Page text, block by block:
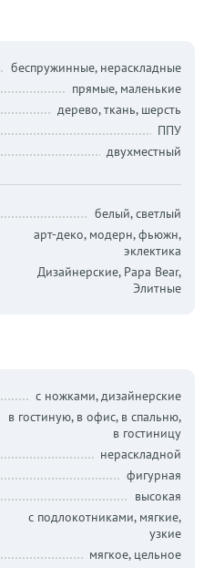
беспружинные, нераскладные
прямые, маленькие
дерево, ткань, шерсть
ППУ
двухместный
белый, светлый
арт-деко, модерн, фьюжн,
эклектика
Дизайнерские, Papa Bear,
Элитные
с ножками, дизайнерские
в гостиную, в офис, в спальню,
в гостиницу
нераскладной
фигурная
высокая
с подлокотниками, мягкие,
узкие
мягкое, цельное